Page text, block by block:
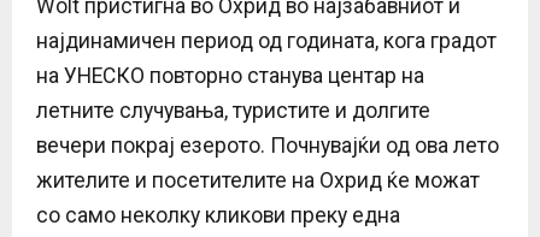
Wolt пристигна во Охрид во најзабавниот и
најдинамичен период од годината, кога градот
на УНЕСКО повторно станува центар на
летните случувања, туристите и долгите
вечери покрај езерото. Почнувајќи од ова лето
жителите и посетителите на Охрид ќе можат
со само неколку кликови преку една